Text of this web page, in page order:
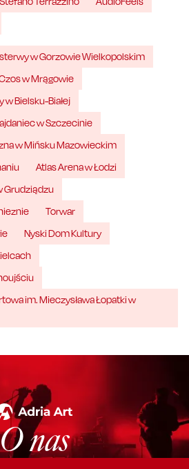
w Gorzowie Wielkopolskim
w Mrągowie
Bielsku-Białej
w Szczecinie
w Mińsku Mazowieckim
Atlas Arena w Łodzi
Grudziądzu
Torwar
Nyski Dom Kultury
im. Mieczysława Łopatki w
O nas